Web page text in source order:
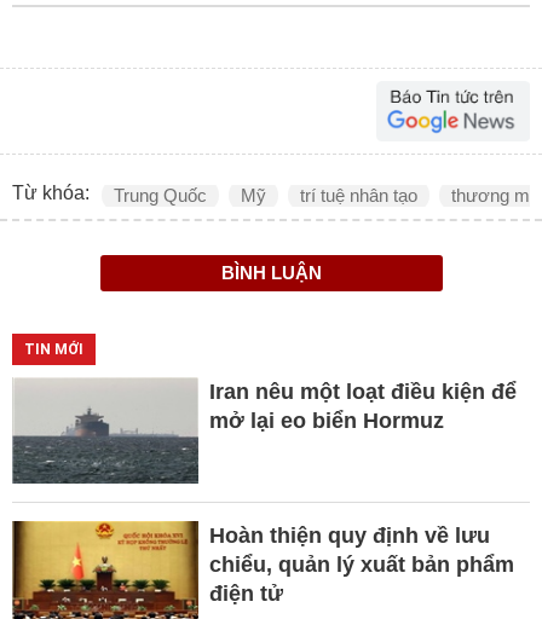
Từ khóa: Trung Quốc Mỹ trí tuệ nhân tạo thương mại
BÌNH LUẬN
TIN MỚI
Iran nêu một loạt điều kiện để
mở lại eo biển Hormuz
Hoàn thiện quy định về lưu
chiểu, quản lý xuất bản phẩm
điện tử